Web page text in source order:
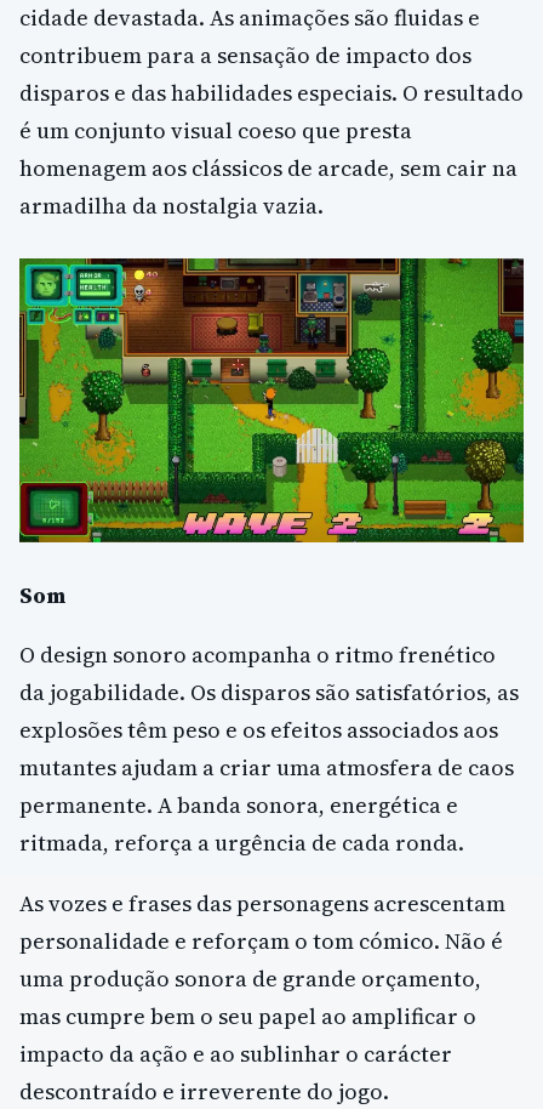
cidade devastada. As animações são fluidas e
contribuem para a sensação de impacto dos
disparos e das habilidades especiais. O resultado
é um conjunto visual coeso que presta
homenagem aos clássicos de arcade, sem cair na
armadilha da nostalgia vazia.
Som
O design sonoro acompanha o ritmo frenético
da jogabilidade. Os disparos são satisfatórios, as
explosões têm peso e os efeitos associados aos
mutantes ajudam a criar uma atmosfera de caos
permanente. A banda sonora, energética e
ritmada, reforça a urgência de cada ronda.
As vozes e frases das personagens acrescentam
personalidade e reforçam o tom cómico. Não é
uma produção sonora de grande orçamento,
mas cumpre bem o seu papel ao amplificar o
impacto da ação e ao sublinhar o carácter
descontraído e irreverente do jogo.